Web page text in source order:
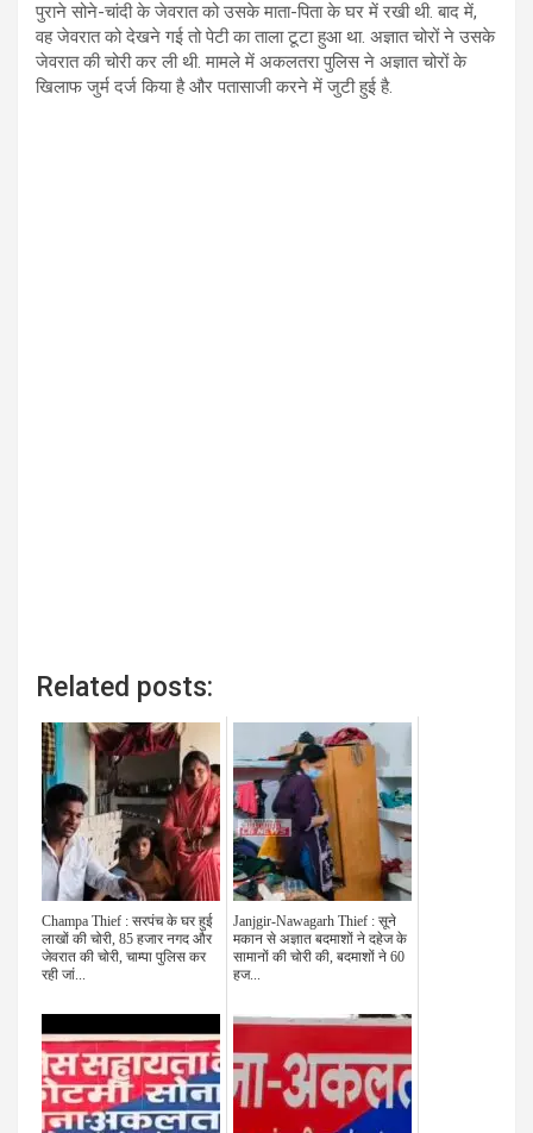
पुराने सोने-चांदी के जेवरात को उसके माता-पिता के घर में रखी थी. बाद में,
वह जेवरात को देखने गई तो पेटी का ताला टूटा हुआ था. अज्ञात चोरों ने उसके
जेवरात की चोरी कर ली थी. मामले में अकलतरा पुलिस ने अज्ञात चोरों के
खिलाफ जुर्म दर्ज किया है और पतासाजी करने में जुटी हुई है.
Related posts:
Champa Thief : सरपंच के घर हुई
लाखों की चोरी, 85 हजार नगद और
जेवरात की चोरी, चाम्पा पुलिस कर
रही जां...
Janjgir-Nawagarh Thief : सूने
मकान से अज्ञात बदमाशों ने दहेज के
सामानों की चोरी की, बदमाशों ने 60
हज...